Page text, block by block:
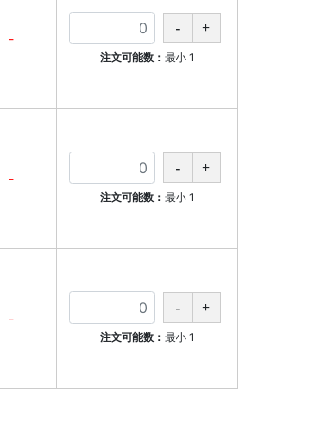
-
注文可能数： 最小 1
-
注文可能数： 最小 1
-
注文可能数： 最小 1